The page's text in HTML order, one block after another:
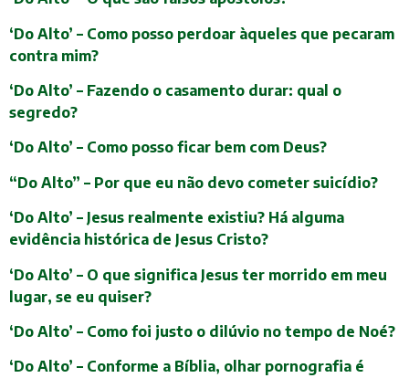
‘Do Alto’ – Como posso perdoar àqueles que pecaram
contra mim?
‘Do Alto’ – Fazendo o casamento durar: qual o
segredo?
‘Do Alto’ – Como posso ficar bem com Deus?
“Do Alto” – Por que eu não devo cometer suicídio?
‘Do Alto’ – Jesus realmente existiu? Há alguma
evidência histórica de Jesus Cristo?
‘Do Alto’ – O que significa Jesus ter morrido em meu
lugar, se eu quiser?
‘Do Alto’ – Como foi justo o dilúvio no tempo de Noé?
‘Do Alto’ – Conforme a Bíblia, olhar pornografia é